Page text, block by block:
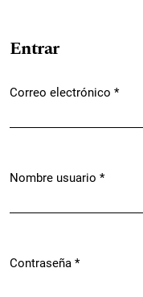
Entrar
Correo electrónico *
Nombre usuario *
Contraseña *